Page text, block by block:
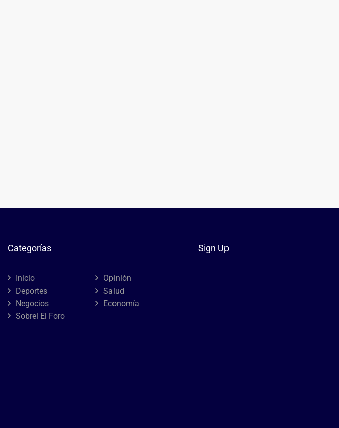
Categorías
Inicio
Opinión
Deportes
Salud
Negocios
Economía
Sobrel El Foro
Sign Up